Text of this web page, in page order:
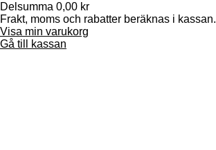
Produkter
i
Delsumma 0,00 kr
Frakt, moms och rabatter beräknas i kassan.
Visa min varukorg
Gå till kassan